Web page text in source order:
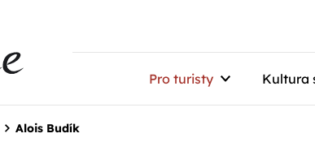
Pro turisty Kultura
Alois Budík